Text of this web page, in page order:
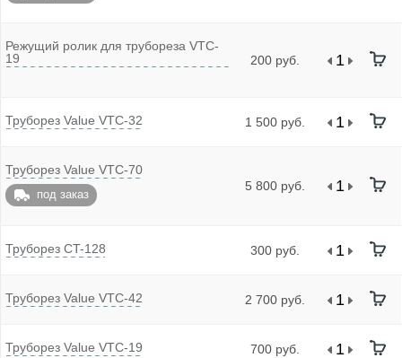
Режущий ролик для трубореза VTC-
19
200 руб.
Труборез Value VTC-32 1 500 руб.
Труборез Value VTC-70
под заказ
5 800 руб.
Труборез CT-128 300 руб.
Труборез Value VTC-42 2 700 руб.
Труборез Value VTC-19 700 руб.